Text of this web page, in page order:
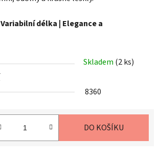
délka | Elegance a
Skladem (2 ks)
8360
DO KOŠÍKU